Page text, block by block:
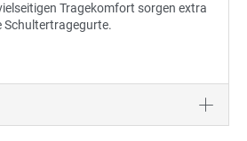
Tragekomfort sorgen extra
Schultertragegurte.